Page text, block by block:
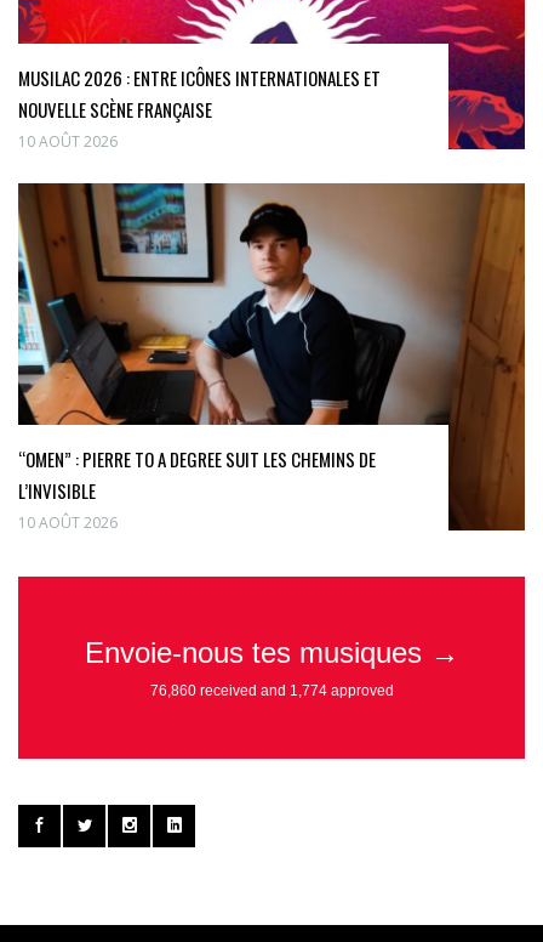
MUSILAC 2026 : ENTRE ICÔNES INTERNATIONALES ET
NOUVELLE SCÈNE FRANÇAISE
10 AOÛT 2026
“OMEN” : PIERRE TO A DEGREE SUIT LES CHEMINS DE
L’INVISIBLE
10 AOÛT 2026